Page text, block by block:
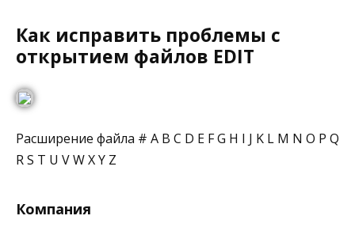
Как исправить проблемы с
открытием файлов EDIT
Расширение файла # A B C D E F G H I J K L M N O P Q
R S T U V W X Y Z
Компания